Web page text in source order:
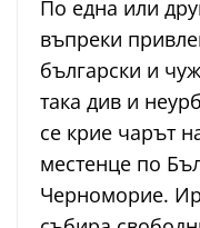
По една или
въпреки
български и
така див и
се крие чарът
местенце по
Черноморие.